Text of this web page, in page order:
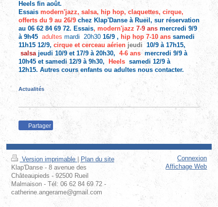
Heels fin août.
Essais modern'jazz, salsa, hip hop, claquettes, cirque,
offerts du 9 au 26/9chez Klap'Danse à Rueil, sur réservation
au 06 62 84 69 72. Essais, modern'jazz 7-9 ans mercredi 9/9
à 9h45
adultes mardi 20h3016/9 , hip hop 7-10 ans samedi
11h15 12/9, cirque et cerceau aérienjeudi
10/9 à 17h15,
salsa jeudi 10/9 et 17/9 à 20h30, 4-6 ans mercredi 9/9 à
10h45 et samedi 12/9 à 9h30,
Heelssamedi 12/9 à
12h15. Autres cours enfants ou adultes nous contacter.
Actualités
Partager
Version imprimable
Plan du site
Klap'Danse - 8 avenue des
Châteaupieds - 92500 Rueil
Malmaison - Tél: 06 62 84 69 72 -
catherine.angerame@gmail.com
Connexion
Affichage Web